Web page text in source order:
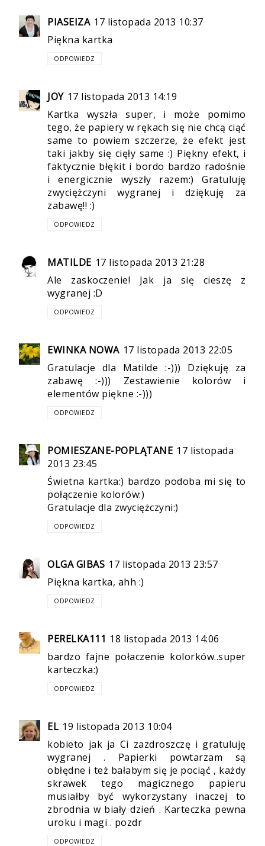
PIASEIZA 17 listopada 2013 10:37
Piękna kartka
ODPOWIEDZ
JOY 17 listopada 2013 14:19
Kartka wyszła super, i może pomimo
tego, że papiery w rękach się nie chcą ciąć
same to powiem szczerze, że efekt jest
taki jakby się cięły same :) Piękny efekt, i
faktycznie błękit i bordo bardzo radośnie
i energicznie wyszły razem:) Gratuluję
zwyciężczyni wygranej i dziękuję za
zabawę!! :)
ODPOWIEDZ
MATILDE 17 listopada 2013 21:28
Ale zaskoczenie! Jak ja się cieszę z
wygranej :D
ODPOWIEDZ
EWINKA NOWA 17 listopada 2013 22:05
Gratulacje dla Matilde :-))) Dziękuję za
zabawę :-))) Zestawienie kolorów i
elementów piękne :-)))
ODPOWIEDZ
POMIESZANE-POPLĄTANE 17 listopada
2013 23:45
Świetna kartka:) bardzo podoba mi się to
połączenie kolorów:)
Gratulacje dla zwyciężczyni:)
ODPOWIEDZ
OLGA GIBAS 17 listopada 2013 23:57
Piękna kartka, ahh :)
ODPOWIEDZ
PERELKA111 18 listopada 2013 14:06
bardzo fajne połaczenie kolorków..super
karteczka:)
ODPOWIEDZ
EL 19 listopada 2013 10:04
kobieto jak ja Ci zazdroszczę i gratuluję
wygranej . Papierki powtarzam są
obłędne i też bałabym się je pociąć , każdy
skrawek tego magicznego papieru
musiałby być wykorzystany inaczej to
zbrodnia w biały dzień . Karteczka pewna
uroku i magi . pozdr
ODPOWIEDZ